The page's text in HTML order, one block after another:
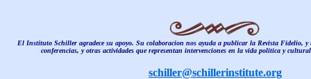
El Instituto Schiller agradece su apoyo. Su colaboracion nos ayuda a publicar la Revista Fidelio,
conferencias, y otras actividades que representan intervenciones en la vida politica y
schiller@schillerinstitute.org